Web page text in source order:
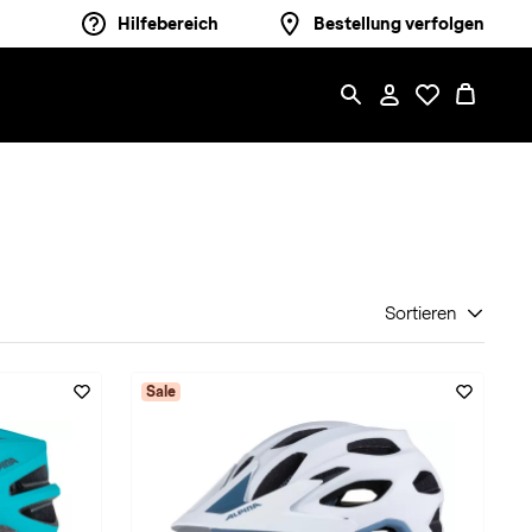
Hilfebereich Bestellung verfolgen
Sortieren
Sale